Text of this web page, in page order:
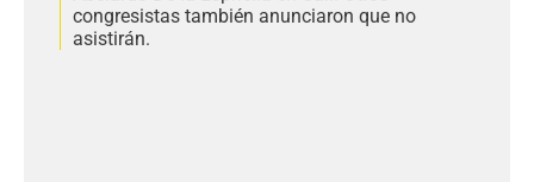
congresistas también anunciaron que no
asistirán.